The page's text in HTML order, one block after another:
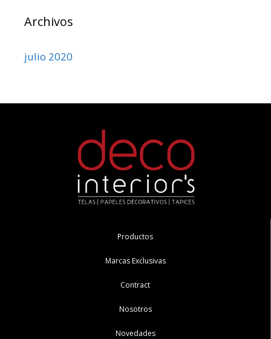
Archivos
julio 2020
Productos
Marcas Exclusivas
Contract
Nosotros
Novedades